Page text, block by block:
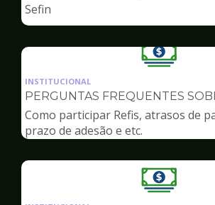
Sefin
Ilustração
pagina
Finanças
INSTITUCIONAL
PERGUNTAS FREQUENTES
Como participar Refis, atrasos de
prazo de adesão e etc.
Ilustração